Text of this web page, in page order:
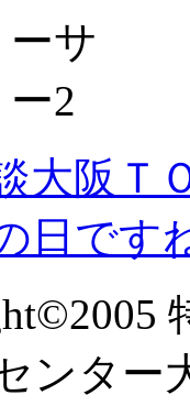
大阪Ｔ
日です
ンター